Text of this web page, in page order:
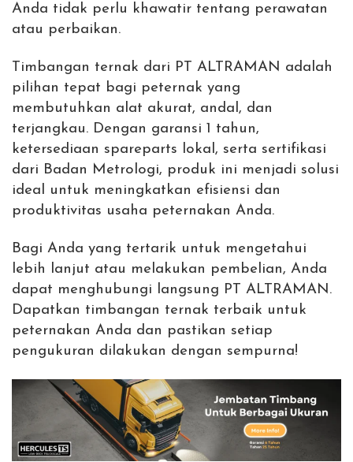
Anda tidak perlu khawatir tentang perawatan
atau perbaikan.
Timbangan ternak dari PT ALTRAMAN adalah
pilihan tepat bagi peternak yang
membutuhkan alat akurat, andal, dan
terjangkau. Dengan garansi 1 tahun,
ketersediaan spareparts lokal, serta sertifikasi
dari Badan Metrologi, produk ini menjadi solusi
ideal untuk meningkatkan efisiensi dan
produktivitas usaha peternakan Anda.
Bagi Anda yang tertarik untuk mengetahui
lebih lanjut atau melakukan pembelian, Anda
dapat menghubungi langsung PT ALTRAMAN.
Dapatkan timbangan ternak terbaik untuk
peternakan Anda dan pastikan setiap
pengukuran dilakukan dengan sempurna!